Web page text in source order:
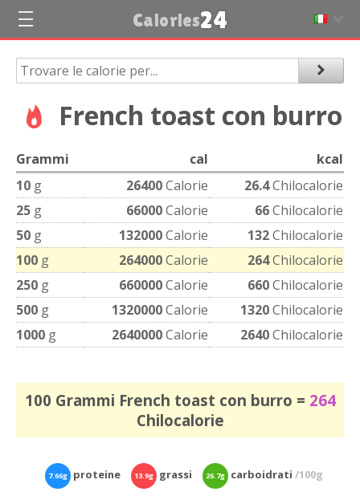
Calories24
French toast con burro
Grammi cal
kcal
10 g 26400Calorie 26.4Chilocalorie
25 g 66000Calorie 66Chilocalorie
50 g 132000Calorie 132Chilocalorie
100 g 264000Calorie 264Chilocalorie
250 g 660000Calorie 660Chilocalorie
500 g 1320000Calorie 1320Chilocalorie
1000 g 2640000Calorie 2640Chilocalorie
100 Grammi French toast con burro = 264
Chilocalorie
7.66g proteine 13.9g grassi 26.7g carboidrati/100g